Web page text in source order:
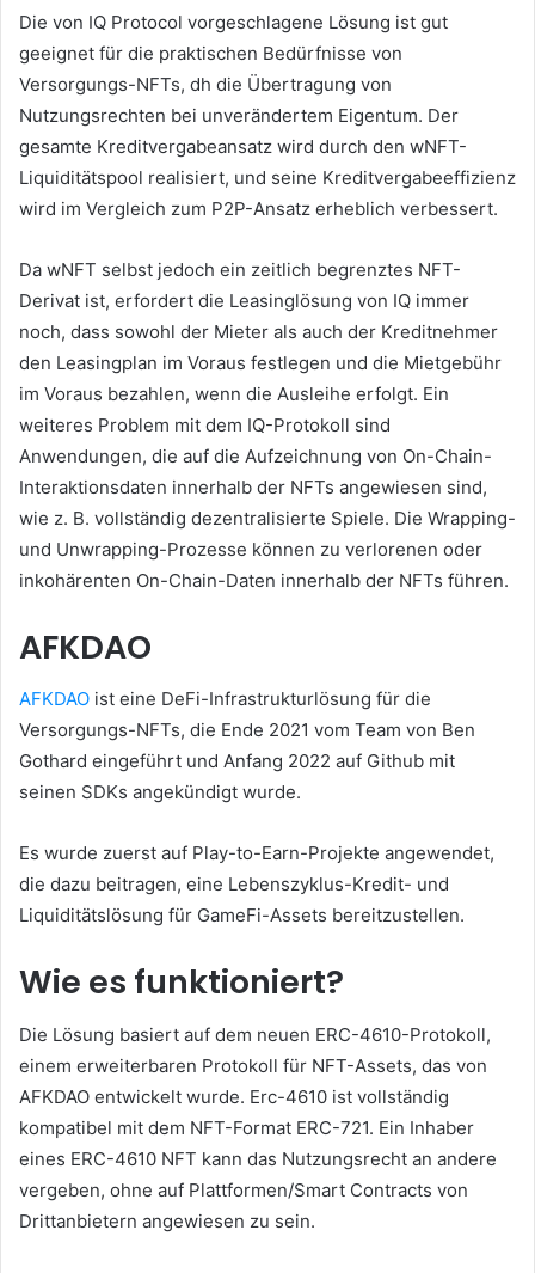
Die von IQ Protocol vorgeschlagene Lösung ist gut
geeignet für die praktischen Bedürfnisse von
Versorgungs-NFTs, dh die Übertragung von
Nutzungsrechten bei unverändertem Eigentum. Der
gesamte Kreditvergabeansatz wird durch den wNFT-
Liquiditätspool realisiert, und seine Kreditvergabeeffizienz
wird im Vergleich zum P2P-Ansatz erheblich verbessert.
Da wNFT selbst jedoch ein zeitlich begrenztes NFT-
Derivat ist, erfordert die Leasinglösung von IQ immer
noch, dass sowohl der Mieter als auch der Kreditnehmer
den Leasingplan im Voraus festlegen und die Mietgebühr
im Voraus bezahlen, wenn die Ausleihe erfolgt. Ein
weiteres Problem mit dem IQ-Protokoll sind
Anwendungen, die auf die Aufzeichnung von On-Chain-
Interaktionsdaten innerhalb der NFTs angewiesen sind,
wie z. B. vollständig dezentralisierte Spiele. Die Wrapping-
und Unwrapping-Prozesse können zu verlorenen oder
inkohärenten On-Chain-Daten innerhalb der NFTs führen.
AFKDAO
AFKDAO ist eine DeFi-Infrastrukturlösung für die
Versorgungs-NFTs, die Ende 2021 vom Team von Ben
Gothard eingeführt und Anfang 2022 auf Github mit
seinen SDKs angekündigt wurde.
Es wurde zuerst auf Play-to-Earn-Projekte angewendet,
die dazu beitragen, eine Lebenszyklus-Kredit- und
Liquiditätslösung für GameFi-Assets bereitzustellen.
Wie es funktioniert?
Die Lösung basiert auf dem neuen ERC-4610-Protokoll,
einem erweiterbaren Protokoll für NFT-Assets, das von
AFKDAO entwickelt wurde. Erc-4610 ist vollständig
kompatibel mit dem NFT-Format ERC-721. Ein Inhaber
eines ERC-4610 NFT kann das Nutzungsrecht an andere
vergeben, ohne auf Plattformen/Smart Contracts von
Drittanbietern angewiesen zu sein.